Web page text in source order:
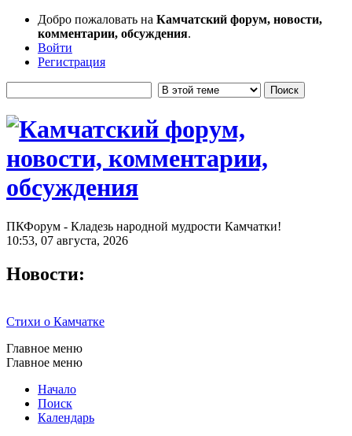
Добро пожаловать на Камчатский форум, новости,
комментарии, обсуждения.
Войти
Регистрация
ПКФорум - Кладезь народной мудрости Камчатки!
10:53, 07 августа, 2026
Новости:
Стихи о Камчатке
Главное меню
Главное меню
Начало
Поиск
Календарь